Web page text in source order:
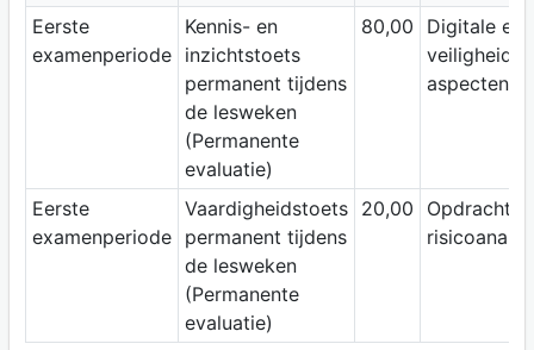
Eerste
examenperiode
Kennis- en
inzichtstoets
permanent tijdens
de lesweken
(Permanente
evaluatie)
80,00
Digitale
aspecten
Eerste
examenperiode
Vaardigheidstoets
permanent tijdens
de lesweken
(Permanente
evaluatie)
20,00
Opdracht